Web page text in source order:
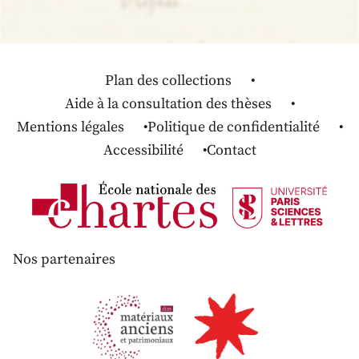
Plan des collections
Aide à la consultation des thèses
Mentions légales
Politique de confidentialité
Accessibilité
Contact
Nos partenaires